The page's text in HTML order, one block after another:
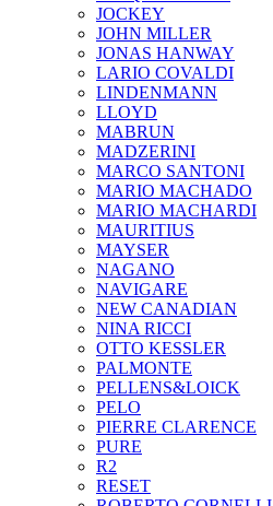
JOCKEY
JOHN MILLER
JONAS HANWAY
LARIO COVALDI
LINDENMANN
LLOYD
MABRUN
MADZERINI
MARCO SANTONI
MARIO MACHADO
MARIO MACHARDI
MAURITIUS
MAYSER
NAGANO
NAVIGARE
NEW CANADIAN
NINA RICCI
OTTO KESSLER
PALMONTE
PELLENS&LOICK
PELO
PIERRE CLARENCE
PURE
R2
RESET